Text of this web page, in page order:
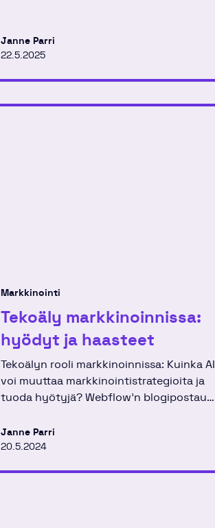
Janne Parri
22.5.2025
Markkinointi
Tekoäly markkinoinnissa:
hyödyt ja haasteet
Tekoälyn rooli markkinoinnissa: Kuinka AI
voi muuttaa markkinointistrategioita ja
tuoda hyötyjä? Webflow'n blogipostaus
prosesseissa ja käytännön sovelluksissa
markkinointitiimeissä.
Janne Parri
20.5.2024